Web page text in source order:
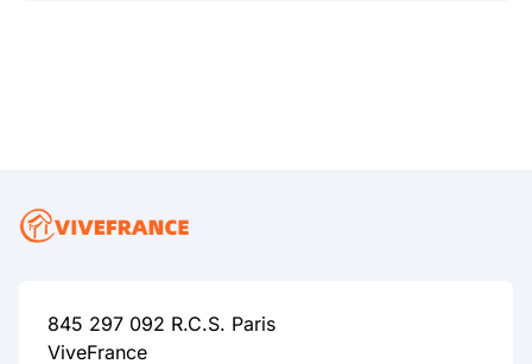
845 297 092 R.C.S. Paris
ViveFrance